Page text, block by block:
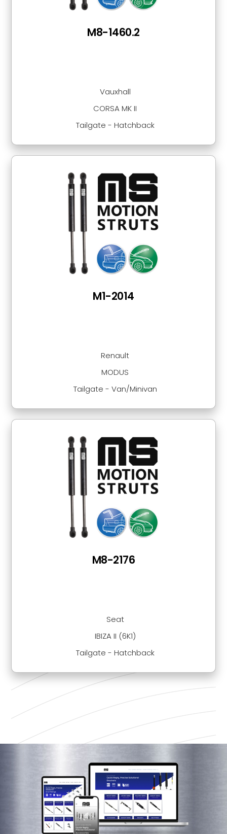
Vauxhall
CORSA MK II
Tailgate - Hatchback
M8-1460.2
Renault
MODUS
Tailgate - Van/Minivan
M1-2014
Seat
IBIZA II (6K1)
Tailgate - Hatchback
M8-2176